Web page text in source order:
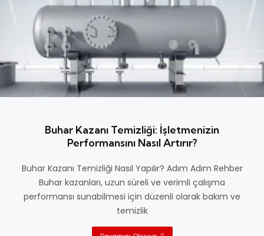
Buhar Kazanı Temizliği: İşletmenizin
Performansını Nasıl Artırır?
Buhar Kazanı Temizliği Nasıl Yapılır? Adım Adım Rehber
Buhar kazanları, uzun süreli ve verimli çalışma
performansı sunabilmesi için düzenli olarak bakım ve
temizlik